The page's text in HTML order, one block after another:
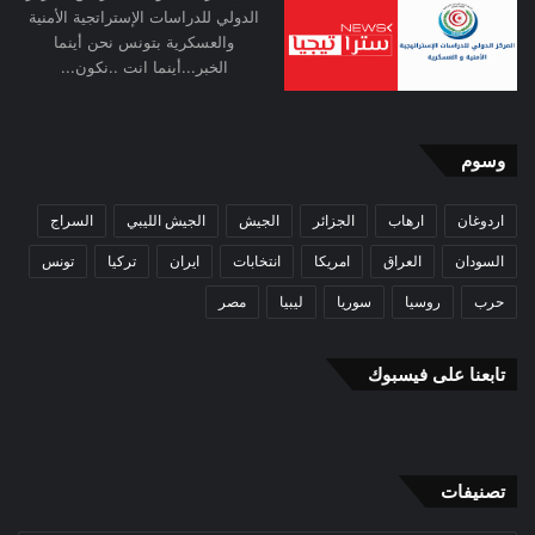
الدبلوماسية و المفاوضات
السياسية التي أصبحت
تعرف بدبلوماسية المياه.
مائي في العالم متنازع
الدولي للدراسات الإستراتجية الأمنية
والعسكرية بتونس نحن أينما
الخبر...أينما انت ..نكون...
وسوم
اردوغان ارهاب الجزائر الجيش الجيش الليبي السراج
السودان العراق امريكا انتخابات ايران تركيا تونس
حرب روسيا سوريا ليبيا مصر
تابعنا على فيسبوك
تصنيفات